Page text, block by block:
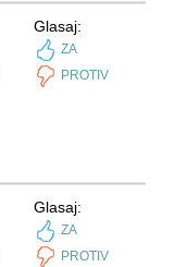
Glasaj:
ZA
PROTIV
Glasaj:
ZA
PROTIV